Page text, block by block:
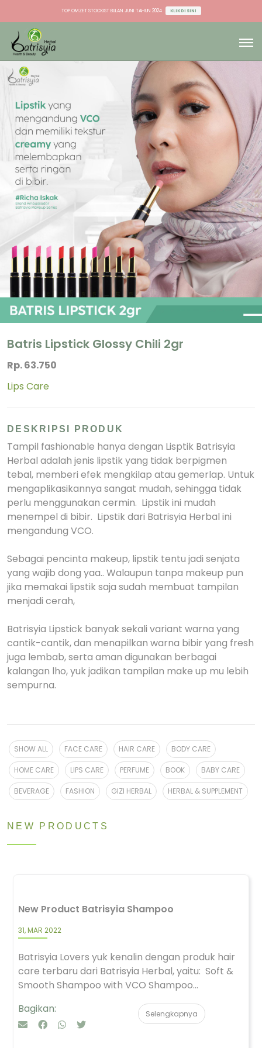
TOP OMZET STOCKIST BULAN JUNI TAHUN 2024 KLIK DI SINI
TOP OMZET DU & AGEN BULAN JUNI TAHUN 2024 KLIK DI SINI
Batris Lipstick Glossy Chili 2gr
Rp. 63.750
Lips Care
DESKRIPSI PRODUK
Tampil fashionable hanya dengan Lisptik Batrisyia
Herbal adalah jenis lipstik yang tidak berpigmen
tebal, memberi efek mengkilap atau gemerlap. Untuk
mengaplikasikannya sangat mudah, sehingga tidak
perlu menggunakan cermin. Lipstik ini mudah
menempel di bibir. Lipstik dari Batrisyia Herbal ini
mengandung VCO.
Sebagai pencinta makeup, lipstik tentu jadi senjata
yang wajib dong yaa.. Walaupun tanpa makeup pun
jika memakai lipstik saja sudah membuat tampilan
menjadi cerah,
Batrisyia Lipstick banyak sekali variant warna yang
cantik-cantik, dan menapilkan warna bibir yang fresh
juga lembab, serta aman digunakan berbagai
kalangan lho, yuk jadikan tampilan make up mu lebih
sempurna.
SHOW ALL FACE CARE HAIR CARE BODY CARE
HOME CARE LIPS CARE PERFUME BOOK BABY CARE
BEVERAGE FASHION GIZI HERBAL HERBAL & SUPPLEMENT
NEW PRODUCTS
New Product Batrisyia Shampoo
31, MAR 2022
Batrisyia Lovers yuk kenalin dengan produk hair
care terbaru dari Batrisyia Herbal, yaitu: Soft &
Smooth Shampoo with VCO Shampoo...
Bagikan:
Selengkapnya